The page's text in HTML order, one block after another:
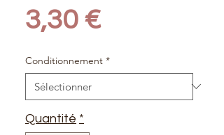
3,30 €Prix
Conditionnement *
Quantité *